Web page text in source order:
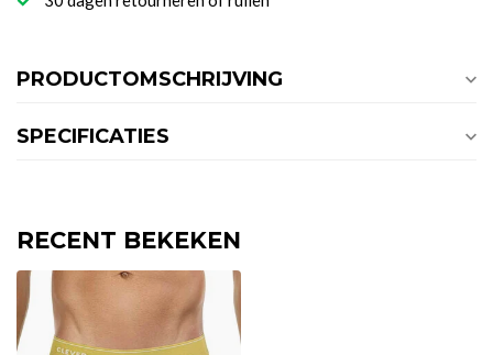
PRODUCTOMSCHRIJVING
SPECIFICATIES
RECENT BEKEKEN